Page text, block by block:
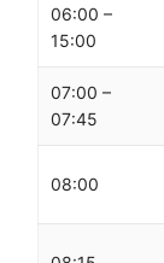
06:00 –
15:00
07:00 –
07:45
08:00